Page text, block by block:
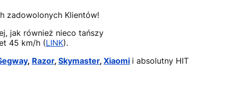
zadowolonych Klientów!
jak również nieco tańszy
45 km/h (LINK).
, Razor, Skymaster, Xiaomi i absolutny HIT